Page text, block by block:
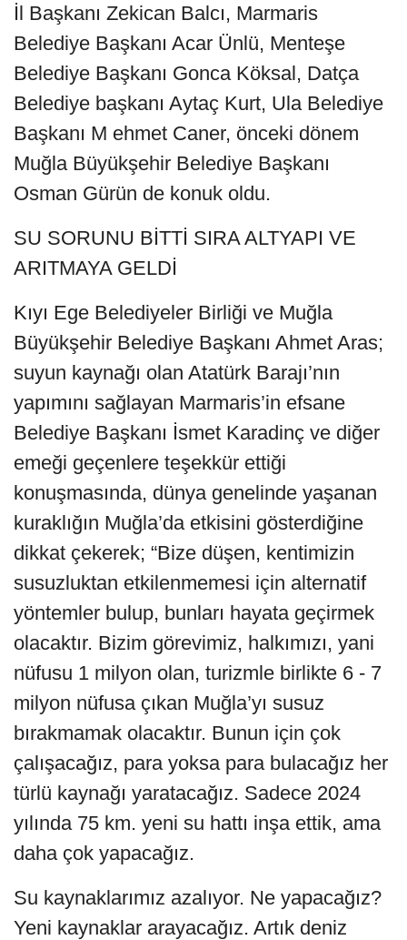
İl Başkanı Zekican Balcı, Marmaris
Belediye Başkanı Acar Ünlü, Menteşe
Belediye Başkanı Gonca Köksal, Datça
Belediye başkanı Aytaç Kurt, Ula Belediye
Başkanı M ehmet Caner, önceki dönem
Muğla Büyükşehir Belediye Başkanı
Osman Gürün de konuk oldu.
SU SORUNU BİTTİ SIRA ALTYAPI VE
ARITMAYA GELDİ
Kıyı Ege Belediyeler Birliği ve Muğla
Büyükşehir Belediye Başkanı Ahmet Aras;
suyun kaynağı olan Atatürk Barajı’nın
yapımını sağlayan Marmaris’in efsane
Belediye Başkanı İsmet Karadinç ve diğer
emeği geçenlere teşekkür ettiği
konuşmasında, dünya genelinde yaşanan
kuraklığın Muğla’da etkisini gösterdiğine
dikkat çekerek; “Bize düşen, kentimizin
susuzluktan etkilenmemesi için alternatif
yöntemler bulup, bunları hayata geçirmek
olacaktır. Bizim görevimiz, halkımızı, yani
nüfusu 1 milyon olan, turizmle birlikte 6 - 7
milyon nüfusa çıkan Muğla’yı susuz
bırakmamak olacaktır. Bunun için çok
çalışacağız, para yoksa para bulacağız her
türlü kaynağı yaratacağız. Sadece 2024
yılında 75 km. yeni su hattı inşa ettik, ama
daha çok yapacağız.
Su kaynaklarımız azalıyor. Ne yapacağız?
Yeni kaynaklar arayacağız. Artık deniz